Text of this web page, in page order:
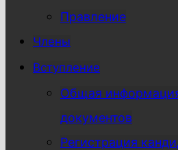
Правление
Члены
Вступление
Общая
документов
Регистрация